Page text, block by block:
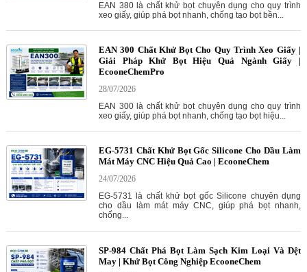
EAN 380 là chất khử bọt chuyên dụng cho quy trình
xeo giấy, giúp phá bọt nhanh, chống tạo bọt bền...
EAN 300 Chất Khử Bọt Cho Quy Trình Xeo Giấy |
Giải Pháp Khử Bọt Hiệu Quả Ngành Giấy |
EcooneChemPro
28/07/2026
EAN 300 là chất khử bọt chuyên dụng cho quy trình
xeo giấy, giúp phá bọt nhanh, chống tạo bọt hiệu...
EG-5731 Chất Khử Bọt Gốc Silicone Cho Dầu Làm
Mát Máy CNC Hiệu Quả Cao | EcooneChem
24/07/2026
EG-5731 là chất khử bọt gốc Silicone chuyên dụng
cho dầu làm mát máy CNC, giúp phá bọt nhanh,
chống...
SP-984 Chất Phá Bọt Làm Sạch Kim Loại Và Dệt
May | Khử Bọt Công Nghiệp EcooneChem